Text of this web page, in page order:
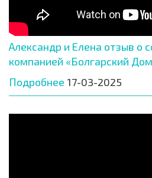
Александр и Елена отзыв о
компанией «Болгарский
Подробнее 17-03-2025